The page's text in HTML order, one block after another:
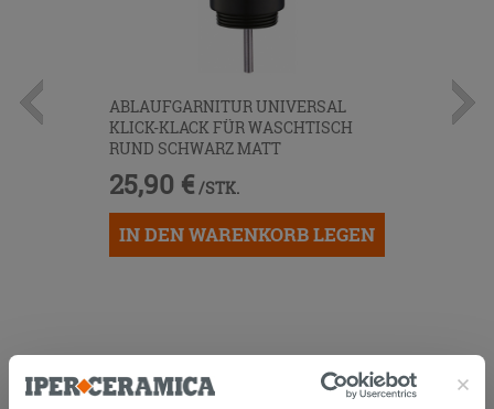
ABLAUFGARNITUR UNIVERSAL
KLICK-KLACK FÜR WASCHTISCH
RUND SCHWARZ MATT
25,90 € /STK.
IN DEN WARENKORB LEGEN